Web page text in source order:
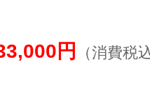
円 （消費税